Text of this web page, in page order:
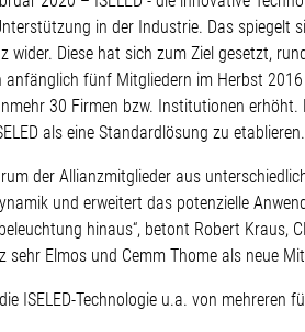
in der Industrie. Das spiegelt
wider. Diese hat sich zum Ziel gesetzt,
fünf Mitgliedern im Herbst
30 Firmen bzw. Institutionen
als eine Standardlösung zu etablieren.
der Allianzmitglieder aus
und erweitert das potenzielle
hinaus“, betont Robert Kraus,
sehr Elmos und Cemm Thome als neue
ISELED-Technologie u.a. von